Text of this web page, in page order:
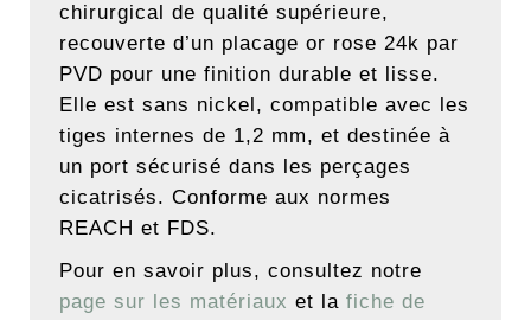
chirurgical de qualité supérieure,
recouverte d’un placage or rose 24k par
PVD pour une finition durable et lisse.
Elle est sans nickel, compatible avec les
tiges internes de 1,2 mm, et destinée à
un port sécurisé dans les perçages
cicatrisés. Conforme aux normes
REACH et FDS.
Pour en savoir plus, consultez notre
page sur les matériaux et la fiche de